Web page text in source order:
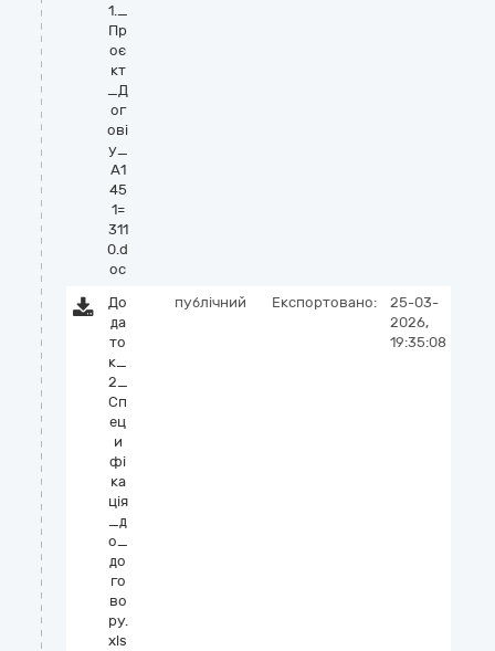
1._
Пр
оє
кт
_Д
ог
ові
у_
А1
45
1=
311
0.d
oc
До
да
то
к_
2_
Сп
ец
и
фі
ка
ція
_д
о_
до
го
во
ру.
xls
публічний Експортовано:
25-03-
2026,
19:35:08